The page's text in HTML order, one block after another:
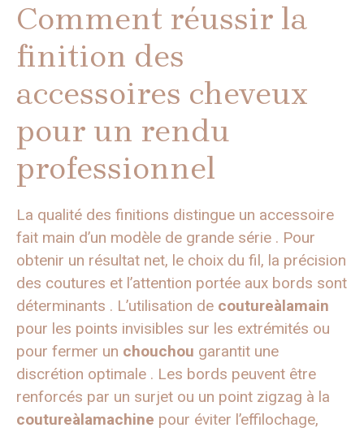
Comment réussir la
finition des
accessoires cheveux
pour un rendu
professionnel
La qualité des finitions distingue un accessoire
fait main d’un modèle de grande série . Pour
obtenir un résultat net, le choix du fil, la précision
des coutures et l’attention portée aux bords sont
déterminants . L’utilisation de coutureàlamain
pour les points invisibles sur les extrémités ou
pour fermer un chouchou garantit une
discrétion optimale . Les bords peuvent être
renforcés par un surjet ou un point zigzag à la
coutureàlamachine pour éviter l’effilochage,